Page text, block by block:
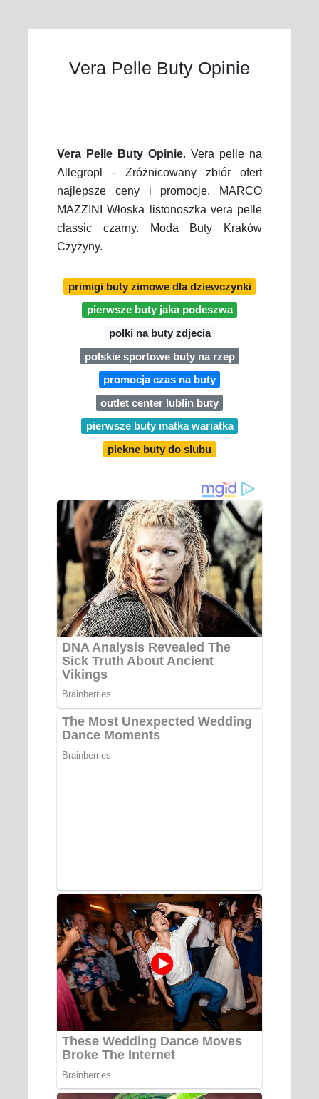
Vera Pelle Buty Opinie
Vera Pelle Buty Opinie. Vera pelle na
Allegropl - Zróżnicowany zbiór ofert
najlepsze ceny i promocje. MARCO
MAZZINI Włoska listonoszka vera pelle
classic czarny. Moda Buty Kraków
Czyżyny.
primigi buty zimowe dla dziewczynki
pierwsze buty jaka podeszwa
polki na buty zdjecia
polskie sportowe buty na rzep
promocja czas na buty
outlet center lublin buty
pierwsze buty matka wariatka
piekne buty do slubu